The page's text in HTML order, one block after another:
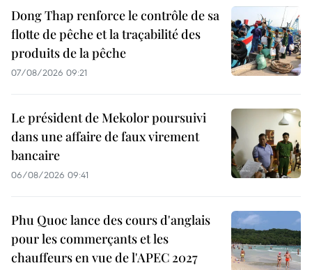
Dong Thap renforce le contrôle de sa
flotte de pêche et la traçabilité des
produits de la pêche
07/08/2026 09:21
Le président de Mekolor poursuivi
dans une affaire de faux virement
bancaire
06/08/2026 09:41
Phu Quoc lance des cours d'anglais
pour les commerçants et les
chauffeurs en vue de l'APEC 2027